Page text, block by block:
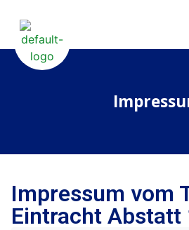
Impressum vom
Eintracht Abstatt